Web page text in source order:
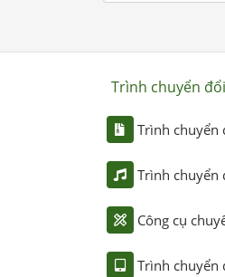
Trình chuyển đổi
Trình
Trình chuyển
Công cụ
Trình chuyển